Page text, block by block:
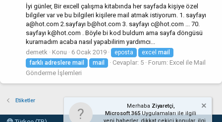
İyi günler, Bir excell çalışma kitabında her sayfada kişiye özel
bilgiler var ve bu bilgileri kişilere mail atmak istiyorum. 1. sayfayı
a@hot.com 2.sayfayı b@hot.com 3. sayfayı c@hot.com ... 70.
sayfayı k@hot.com . Böyle bi kod buldum ama sayfa döngüsü
kuramadım acaba nasıl yapabilirim yardımcı...
demetk
Konu 6 Ocak 2019 eposta excel mail
farklı adreslere mail mail Cevaplar: 5 Forum: Excel ile Mail
Gönderme İşlemleri
Etiketler
Merhaba Ziyaretçi,
Microsoft 365Uygulamaları ile ilgili